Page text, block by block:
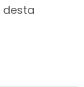
desta